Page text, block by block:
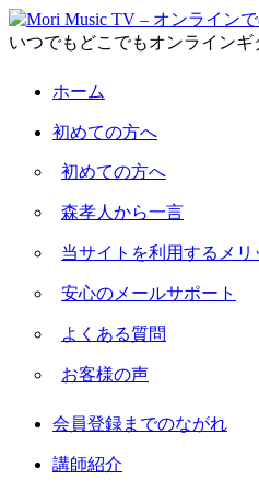
いつでもどこでもオンラインギ
ホーム
初めての方へ
初めての方へ
森孝人から一言
当サイトを利用するメリ
安心のメールサポート
よくある質問
お客様の声
会員登録までのながれ
講師紹介